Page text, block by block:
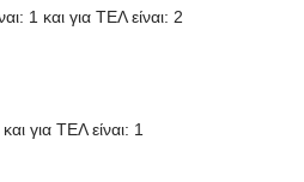
1 και για ΤΕΛ είναι: 2
για ΤΕΛ είναι: 1